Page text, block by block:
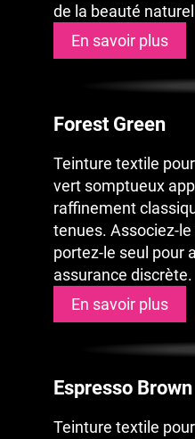
de la beauté
En savoir plus
Forest Green
Teinture textile
vert somptueux
raffinement
tenues. Associez-
portez-le seul pour
assurance discrète.
En savoir plus
Espresso Brown
Teinture textile